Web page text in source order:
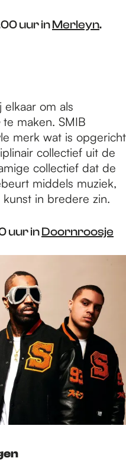
uur inMerleyn.
elkaar om als
te maken. SMIB
merk wat is opgericht
collectief uit de
collectief dat de
middels muziek,
in bredere zin.
uur inDoornroosje